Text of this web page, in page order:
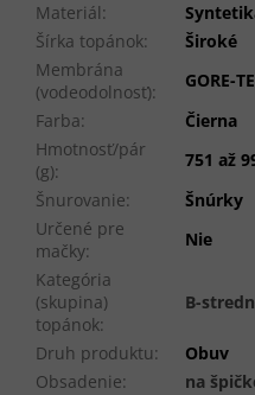
Materiál:
Šírka topánok:
Široké
Membrána
(vodeodolnosť):
GORE-
Farba:
Čierna
Hmotnosť/pár
(g):
751 až
Šnurovanie:
Šnúrky
Určené pre
mačky:
Nie
Kategória
(skupina)
topánok:
B-
Druh produktu:
Obuv
Obsadenie:
na